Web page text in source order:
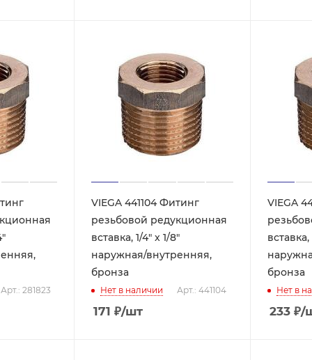
Арт.: 281823
VIEGA 441104 Фитинг
резьбовой редукционная
вставка, 1/4" x 1/8"
наружная/внутренняя,
бронза
Нет в наличии Арт.: 441104
171 ₽/шт
VIEGA
бронза
Нет в
233 ₽/